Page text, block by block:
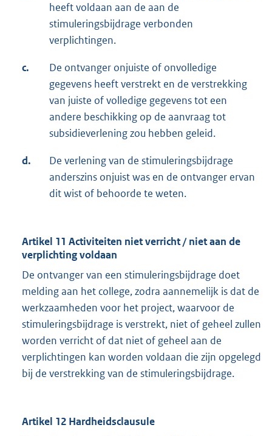
heeft voldaan aan de aan de
stimuleringsbijdrage verbonden
verplichtingen.
c.
De ontvanger onjuiste of onvolledige
gegevens heeft verstrekt en de verstrekking
van juiste of volledige gegevens tot een
andere beschikking op de aanvraag tot
subsidieverlening zou hebben geleid.
d.
De verlening van de stimuleringsbijdrage
anderszins onjuist was en de ontvanger ervan
dit wist of behoorde te weten.
Artikel 11 Activiteiten niet verricht / niet aan de
verplichting voldaan
De ontvanger van een stimuleringsbijdrage doet
melding aan het college, zodra aannemelijk is dat de
werkzaamheden voor het project, waarvoor de
stimuleringsbijdrage is verstrekt, niet of geheel zullen
worden verricht of dat niet of geheel aan de
verplichtingen kan worden voldaan die zijn opgelegd
bij de verstrekking van de stimuleringsbijdrage.
Artikel 12 Hardheidsclausule